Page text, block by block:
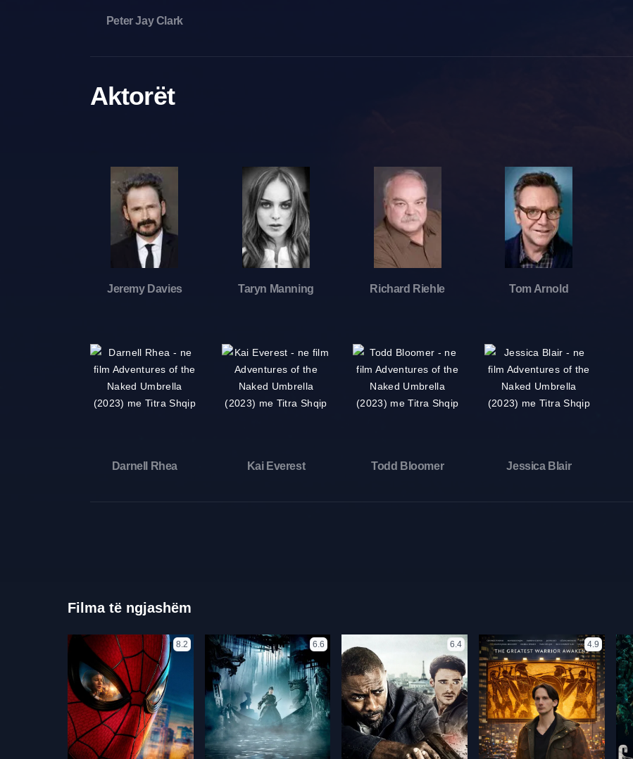
Peter Jay Clark
Aktorët
Jeremy Davies Taryn Manning Richard Riehle Tom Arnold
Darnell Rhea Kai Everest Todd Bloomer Jessica Blair
Filma të ngjashëm
8.2 6.6 6.4 4.9